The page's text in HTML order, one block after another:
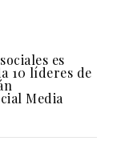
es
10 líderes de
Media